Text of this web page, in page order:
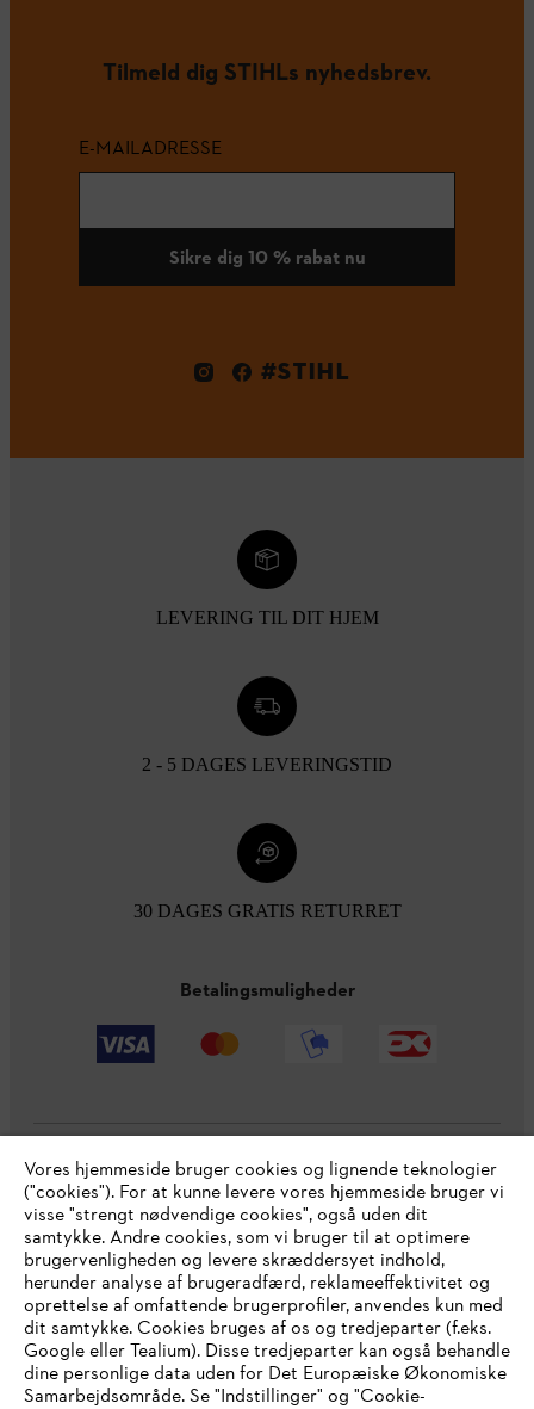
Tilmeld dig STIHLs nyhedsbrev.
E-MAILADRESSE
Sikre dig 10 % rabat nu
#STIHL
LEVERING TIL DIT HJEM
2 - 5 DAGES LEVERINGSTID
30 DAGES GRATIS RETURRET
Betalingsmuligheder
Virksomheden
STIHL FAQ
Service
Vores hjemmeside bruger cookies og lignende teknologier
("cookies"). For at kunne levere vores hjemmeside bruger vi
visse "strengt nødvendige cookies", også uden dit
samtykke. Andre cookies, som vi bruger til at optimere
brugervenligheden og levere skræddersyet indhold,
herunder analyse af brugeradfærd, reklameeffektivitet og
oprettelse af omfattende brugerprofiler, anvendes kun med
dit samtykke. Cookies bruges af os og tredjeparter (f.eks.
Google eller Tealium). Disse tredjeparter kan også behandle
dine personlige data uden for Det Europæiske Økonomiske
Samarbejdsområde. Se "Indstillinger" og "Cookie-